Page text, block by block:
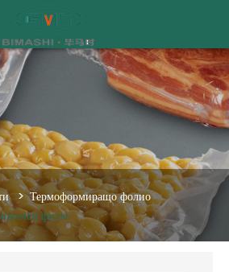
Термоформиращо фолио
филм